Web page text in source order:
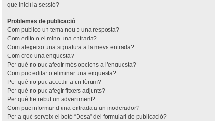
que iniciï la sessió?
Problemes de publicació
Com publico un tema nou o una resposta?
Com edito o elimino una entrada?
Com afegeixo una signatura a la meva entrada?
Com creo una enquesta?
Per què no puc afegir més opcions a l’enquesta?
Com puc editar o eliminar una enquesta?
Per què no puc accedir a un fòrum?
Per què no puc afegir fitxers adjunts?
Per què he rebut un advertiment?
Com puc informar d’una entrada a un moderador?
Per a què serveix el botó “Desa” del formulari de publicació?